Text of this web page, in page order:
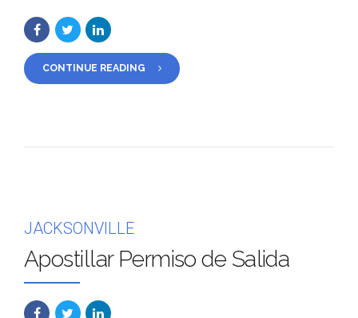
CONTINUE READING
JACKSONVILLE
Apostillar Permiso de Salida